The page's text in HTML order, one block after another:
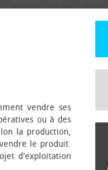
vendre ses
ou à des
la production,
le produit.
d'exploitation